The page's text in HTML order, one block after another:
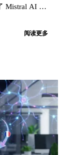
Mistral AI 技
阅读更多